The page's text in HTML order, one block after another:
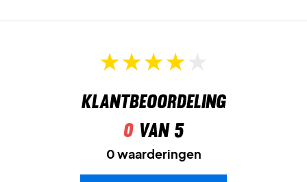
Klantbeoordeling
0van 5
0 waarderingen